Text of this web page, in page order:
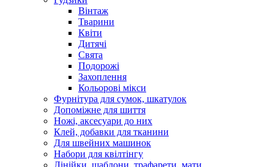
Вінтаж
Тварини
Квіти
Дитячі
Свята
Подорожі
Захоплення
Кольорові мікси
Фурнітура для сумок, шкатулок
Допоміжне для шиття
Ножі, аксесуари до них
Клей, добавки для тканини
Для швейних машинок
Набори для квілтінгу
Лінійки, шаблони, трафарети, мати